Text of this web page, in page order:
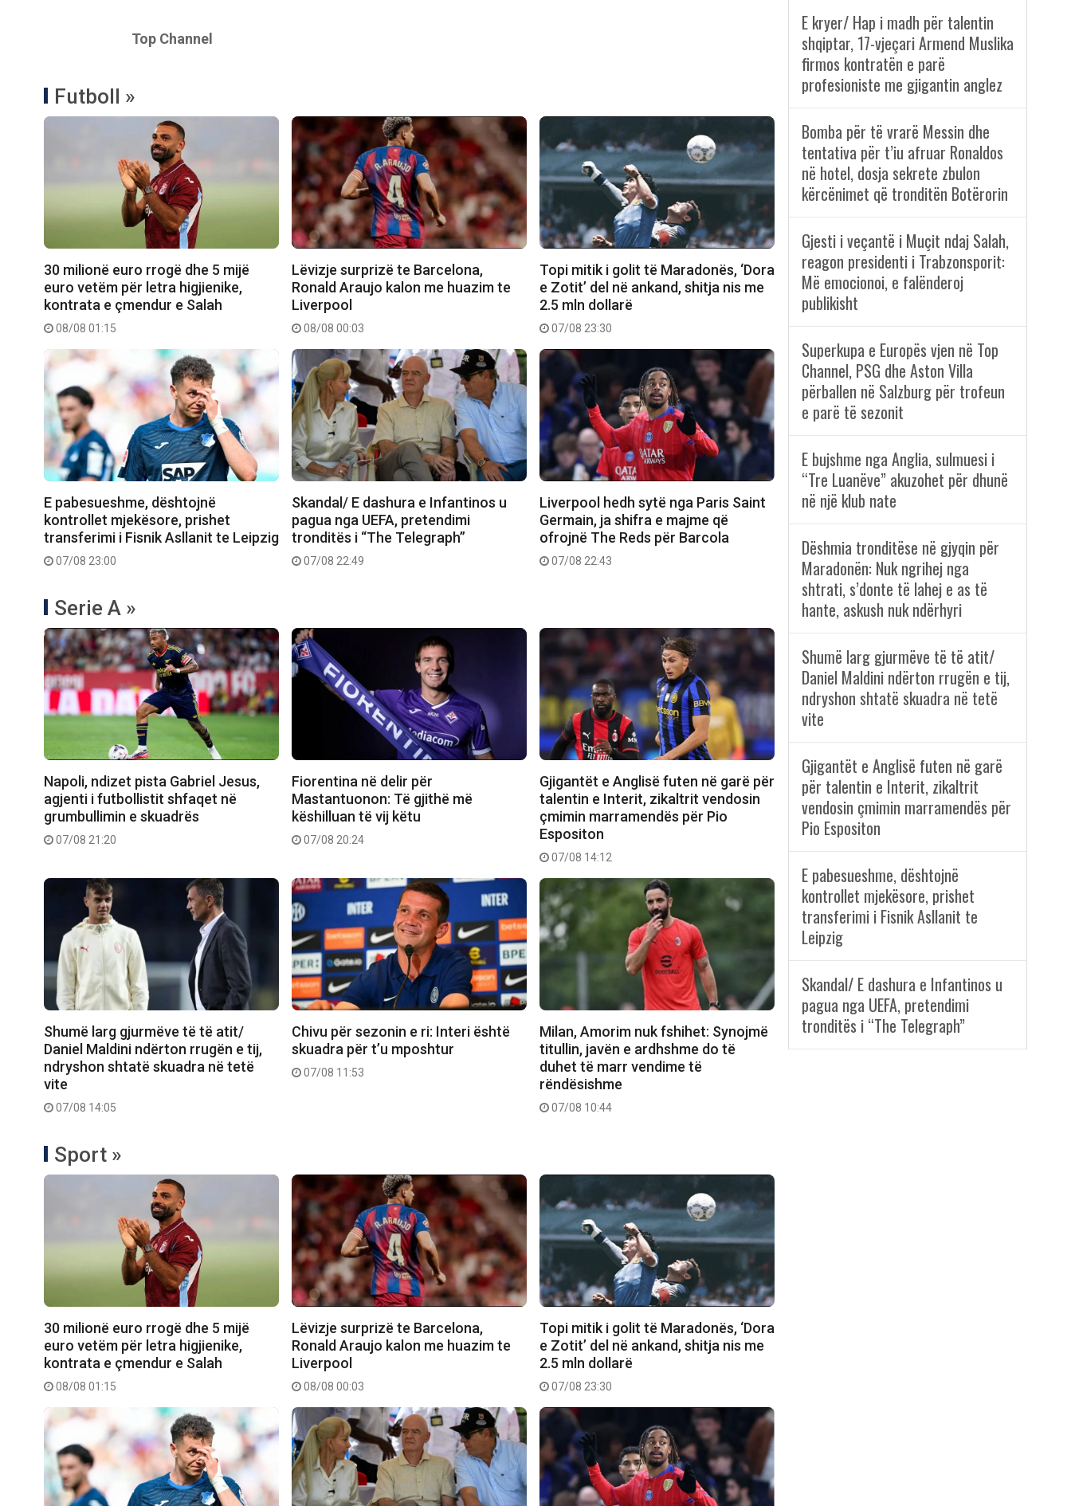
Top Channel
Futboll »
30 milionë euro rrogë dhe 5 mijë
euro vetëm për letra higjienike,
kontrata e çmendur e Salah
08/08 01:15
Lëvizje surprizë te Barcelona,
Ronald Araujo kalon me huazim te
Liverpool
08/08 00:03
Topi mitik i golit të Maradonës, ‘Dora
e Zotit’ del në ankand, shitja nis me
2.5 mln dollarë
07/08 23:30
E pabesueshme, dështojnë
kontrollet mjekësore, prishet
transferimi i Fisnik Asllanit te Leipzig
07/08 23:00
Skandal/ E dashura e Infantinos u
pagua nga UEFA, pretendimi
tronditës i “The Telegraph”
07/08 22:49
Liverpool hedh sytë nga Paris Saint
Germain, ja shifra e majme që
ofrojnë The Reds për Barcola
07/08 22:43
Serie A »
Napoli, ndizet pista Gabriel Jesus,
agjenti i futbollistit shfaqet në
grumbullimin e skuadrës
07/08 21:20
Fiorentina në delir për
Mastantuonon: Të gjithë më
këshilluan të vij këtu
07/08 20:24
Gjigantët e Anglisë futen në garë për
talentin e Interit, zikaltrit vendosin
çmimin marramendës për Pio
Espositon
07/08 14:12
Shumë larg gjurmëve të të atit/
Daniel Maldini ndërton rrugën e tij,
ndryshon shtatë skuadra në tetë
vite
07/08 14:05
Chivu për sezonin e ri: Interi është
skuadra për t’u mposhtur
07/08 11:53
Milan, Amorim nuk fshihet: Synojmë
titullin, javën e ardhshme do të
duhet të marr vendime të
rëndësishme
07/08 10:44
Sport »
30 milionë euro rrogë dhe 5 mijë
euro vetëm për letra higjienike,
kontrata e çmendur e Salah
08/08 01:15
Lëvizje surprizë te Barcelona,
Ronald Araujo kalon me huazim te
Liverpool
08/08 00:03
Topi mitik i golit të Maradonës, ‘Dora
e Zotit’ del në ankand, shitja nis me
2.5 mln dollarë
07/08 23:30
E kryer/ Hap i madh për talentin
shqiptar, 17-vjeçari Armend Muslika
firmos kontratën e parë
profesioniste me gjigantin anglez
Bomba për të vrarë Messin dhe
tentativa për t’iu afruar Ronaldos
në hotel, dosja sekrete zbulon
kërcënimet që tronditën Botërorin
Gjesti i veçantë i Muçit ndaj Salah,
reagon presidenti i Trabzonsporit:
Më emocionoi, e falënderoj
publikisht
Superkupa e Europës vjen në Top
Channel, PSG dhe Aston Villa
përballen në Salzburg për trofeun
e parë të sezonit
E bujshme nga Anglia, sulmuesi i
“Tre Luanëve” akuzohet për dhunë
në një klub nate
Dëshmia tronditëse në gjyqin për
Maradonën: Nuk ngrihej nga
shtrati, s’donte të lahej e as të
hante, askush nuk ndërhyri
Shumë larg gjurmëve të të atit/
Daniel Maldini ndërton rrugën e tij,
ndryshon shtatë skuadra në tetë
vite
Gjigantët e Anglisë futen në garë
për talentin e Interit, zikaltrit
vendosin çmimin marramendës për
Pio Espositon
E pabesueshme, dështojnë
kontrollet mjekësore, prishet
transferimi i Fisnik Asllanit te
Leipzig
Skandal/ E dashura e Infantinos u
pagua nga UEFA, pretendimi
tronditës i “The Telegraph”